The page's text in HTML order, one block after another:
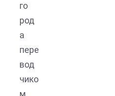
го
род
а
пере
вод
чико
м